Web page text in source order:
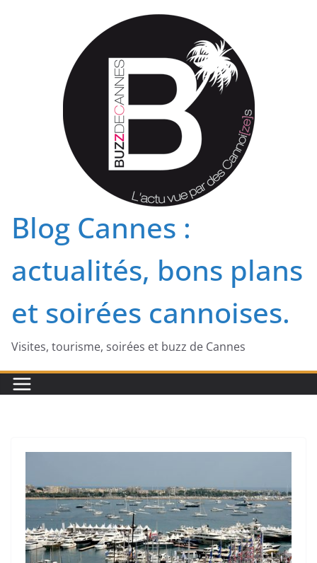
Blog Cannes :
actualités, bons plans
et soirées cannoises.
Visites, tourisme, soirées et buzz de Cannes